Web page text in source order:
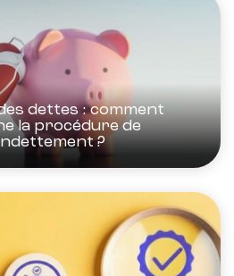
dettes : comment
la procédure de
?